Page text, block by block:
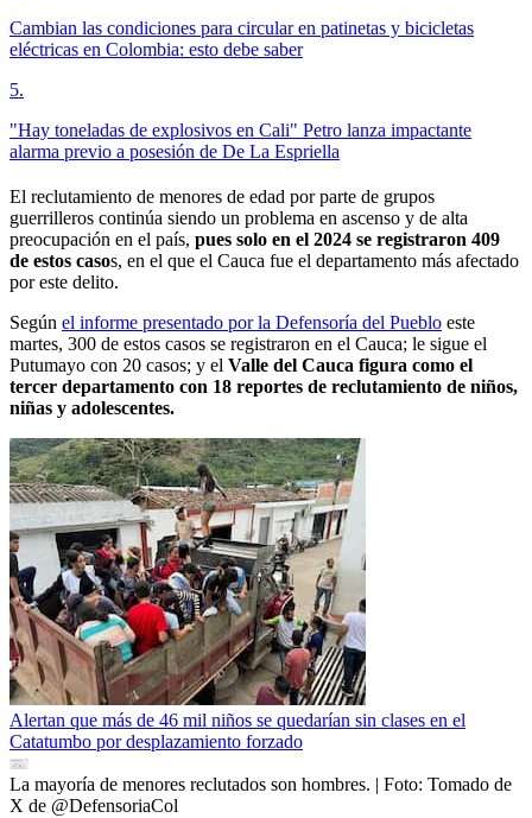
Cambian las condiciones para circular en patinetas y bicicletas
eléctricas en Colombia: esto debe saber
5.
"Hay toneladas de explosivos en Cali" Petro lanza impactante
alarma previo a posesión de De La Espriella
El reclutamiento de menores de edad por parte de grupos
guerrilleros continúa siendo un problema en ascenso y de alta
preocupación en el país, pues solo en el 2024 se registraron 409
de estos casos, en el que el Cauca fue el departamento más afectado
por este delito.
Según el informe presentado por la Defensoría del Pueblo este
martes, 300 de estos casos se registraron en el Cauca; le sigue el
Putumayo con 20 casos; y el Valle del Cauca figura como el
tercer departamento con 18 reportes de reclutamiento de niños,
niñas y adolescentes.
Alertan que más de 46 mil niños se quedarían sin clases en el
Catatumbo por desplazamiento forzado
La mayoría de menores reclutados son hombres. | Foto: Tomado de
X de @DefensoriaCol